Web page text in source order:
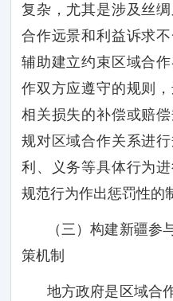
复杂，尤其是涉及丝
合作远景和利益诉求
辅助建立约束区域合
作双方应遵守的规则
相关损失的补偿或赔
规对区域合作关系进
利、义务等具体行为
规范行为作出惩罚性的
（三）构建新疆参
策机制
地方政府是区域合